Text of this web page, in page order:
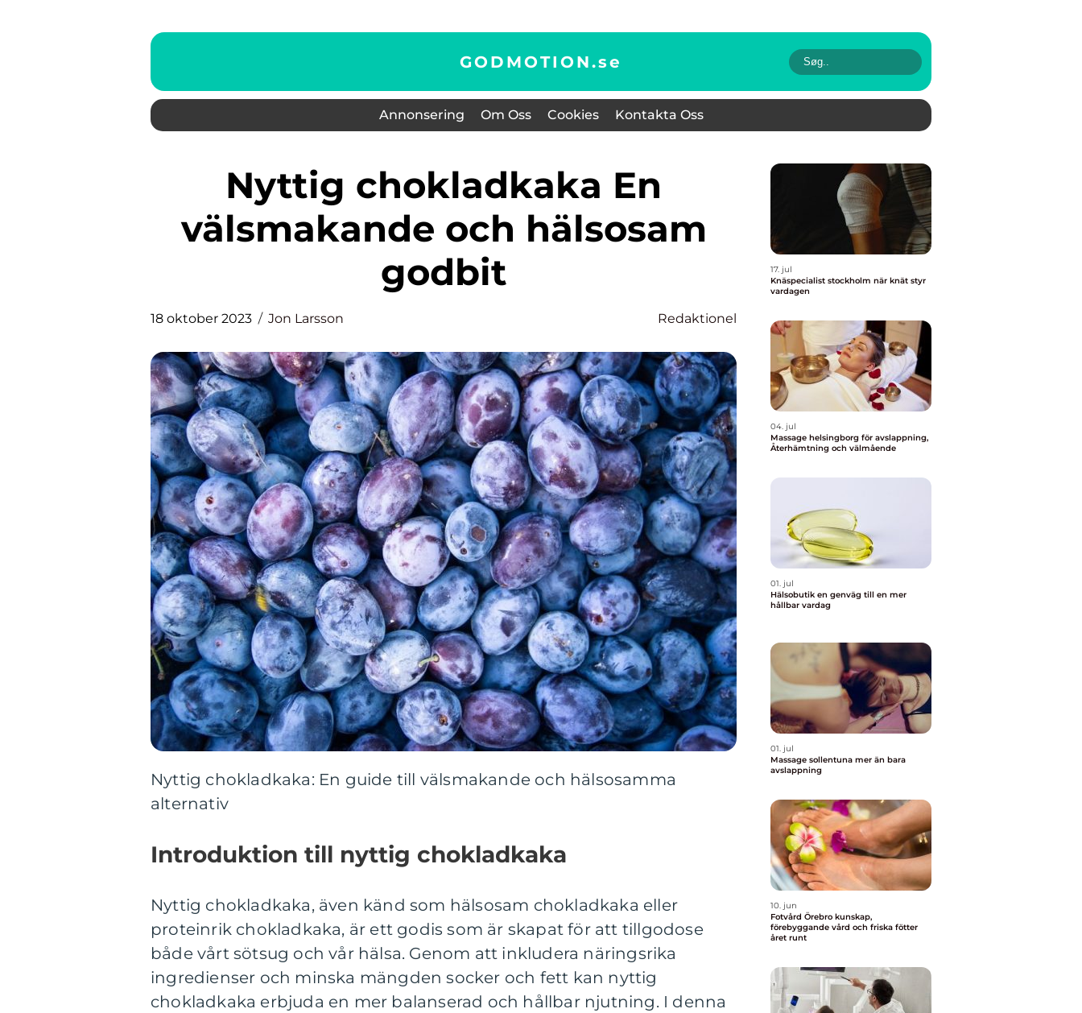
GODMOTION.se
Annonsering Om Oss Cookies Kontakta Oss
Nyttig chokladkaka En
välsmakande och hälsosam
godbit
18 oktober 2023 Jon Larsson Redaktionel
Nyttig chokladkaka: En guide till välsmakande och hälsosamma
alternativ
Introduktion till nyttig chokladkaka
Nyttig chokladkaka, även känd som hälsosam chokladkaka eller
proteinrik chokladkaka, är ett godis som är skapat för att tillgodose
både vårt sötsug och vår hälsa. Genom att inkludera näringsrika
ingredienser och minska mängden socker och fett kan nyttig
chokladkaka erbjuda en mer balanserad och hållbar njutning. I denna
17. jul
Knäspecialist stockholm när knät styr
vardagen
04. jul
Massage helsingborg för avslappning,
Återhämtning och välmående
01. jul
Hälsobutik en genväg till en mer
hållbar vardag
01. jul
Massage sollentuna mer än bara
avslappning
10. jun
Fotvård Örebro kunskap,
förebyggande vård och friska fötter
året runt